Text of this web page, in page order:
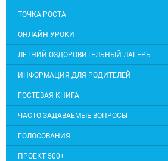
ТОЧКА РОСТА
ОНЛАЙН УРОКИ
ЛЕТНИЙ ОЗДОРОВИТЕЛЬНЫЙ ЛАГЕРЬ
ИНФОРМАЦИЯ ДЛЯ РОДИТЕЛЕЙ
ГОСТЕВАЯ КНИГА
ЧАСТО ЗАДАВАЕМЫЕ ВОПРОСЫ
ГОЛОСОВАНИЯ
ПРОЕКТ 500+